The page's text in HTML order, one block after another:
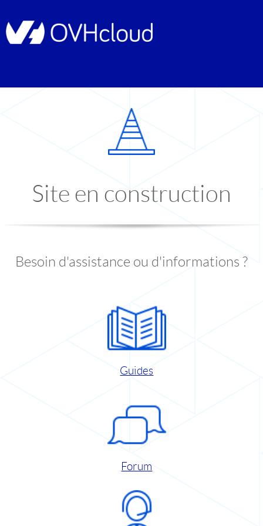
Site en construction
Besoin d'assistance ou d'informations ?
Guides
Forum